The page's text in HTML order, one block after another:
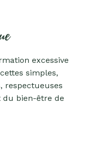
excessive
simples,
respectueuses
du bien-être de